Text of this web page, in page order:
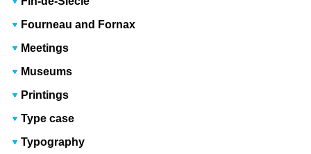
Fourneau and Fornax
Meetings
Museums
Printings
Type case
Typography